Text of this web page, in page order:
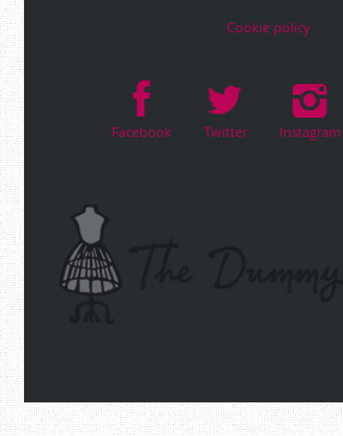
Cookie policy
Facebook Twitter Instagram